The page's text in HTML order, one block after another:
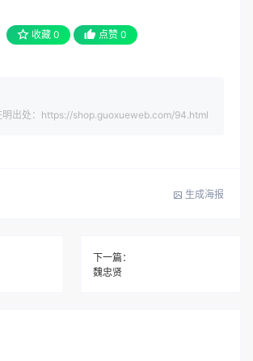
收藏 0 点赞 0
明出处：https://shop.guoxueweb.com/94.html
生成海报
下一篇：
魏忠贤